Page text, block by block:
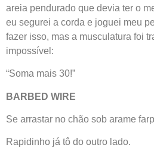
areia pendurado que devia ter o
eu segurei a corda e joguei meu
fazer isso, mas a musculatura foi
impossível:
“Soma mais 30!”
BARBED WIRE
Se arrastar no chão sob arame
Rapidinho já tô do outro lado.